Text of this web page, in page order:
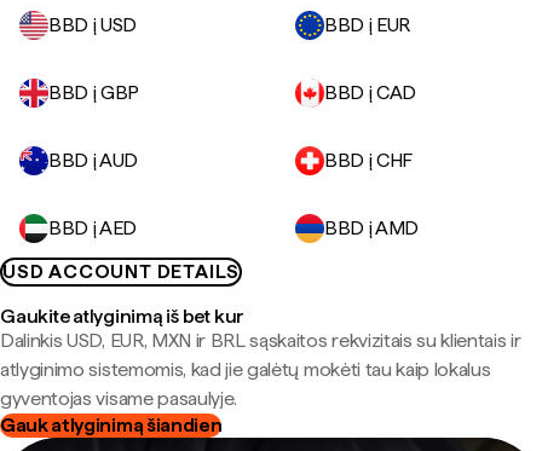
BBD į USD
BBD į EUR
BBD į GBP BBD į CAD
BBD į AUD BBD į CHF
BBD į AED
BBD į AMD
USD ACCOUNT DETAILS
Gaukite atlyginimą iš bet kur
Dalinkis USD, EUR, MXN ir BRL sąskaitos rekvizitais su klientais ir
atlyginimo sistemomis, kad jie galėtų mokėti tau kaip lokalus
gyventojas visame pasaulyje.
Gauk atlyginimą šiandien